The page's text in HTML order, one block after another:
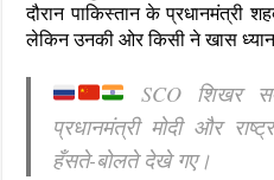
दौरान पाकिस्तान के प्रधानमंत्री
लेकिन उनकी ओर किसी ने खास ध्यान
SCO शिखर
प्रधानमंत्री मोदी और
हँसते-बोलते देखे गए।